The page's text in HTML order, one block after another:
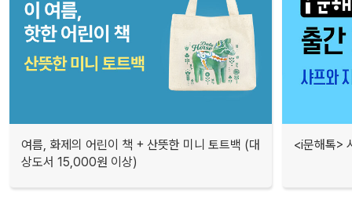
여름, 화제의 어린이 책 + 산뜻한 미니 토트백 (대
상도서 15,000원 이상)
<i문해톡>